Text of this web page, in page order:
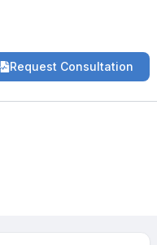
Request Consultation